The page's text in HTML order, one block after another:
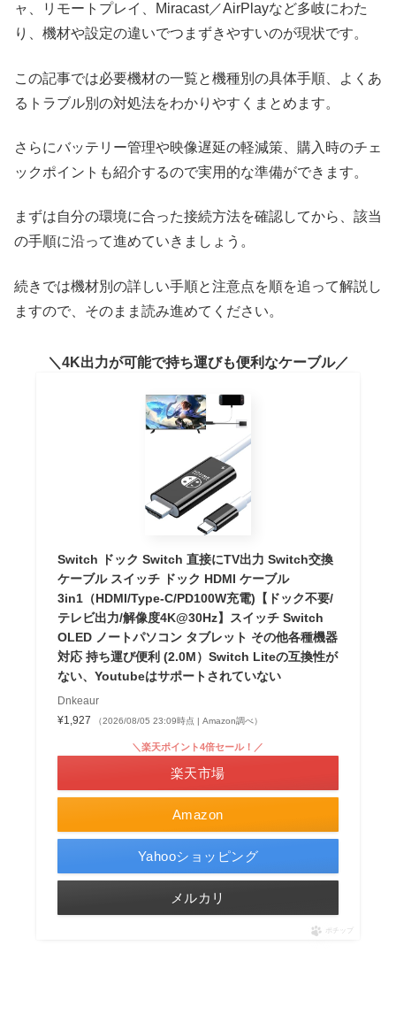
ャ、リモートプレイ、Miracast／AirPlayなど多岐にわた
り、機材や設定の違いでつまずきやすいのが現状です。
この記事では必要機材の一覧と機種別の具体手順、よくあ
るトラブル別の対処法をわかりやすくまとめます。
さらにバッテリー管理や映像遅延の軽減策、購入時のチェ
ックポイントも紹介するので実用的な準備ができます。
まずは自分の環境に合った接続方法を確認してから、該当
の手順に沿って進めていきましょう。
続きでは機材別の詳しい手順と注意点を順を追って解説し
ますので、そのまま読み進めてください。
4K出力が可能で持ち運びも便利なケーブル
Switch ドック Switch 直接にTV出力 Switch交換
ケーブル スイッチ ドック HDMI ケーブル
3in1（HDMI/Type-C/PD100W充電)【ドック不要/
テレビ出力/解像度4K@30Hz】スイッチ Switch
OLED ノートパソコン タブレット その他各種機器
対応 持ち運び便利 (2.0M）Switch Liteの互換性が
ない、Youtubeはサポートされていない
Dnkeaur
¥1,927
（2026/08/05 23:09時点 | Amazon調べ）
Amazon
＼楽天ポイント4倍セール！／
楽天市場
Yahooショッピング
メルカリ
ポチップ